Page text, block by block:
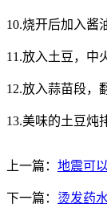
10.烧开后加入酱
11.放入土豆，中
12.放入蒜苗段，
13.美味的土豆炖
上一篇： 地震可
下一篇： 烫发药